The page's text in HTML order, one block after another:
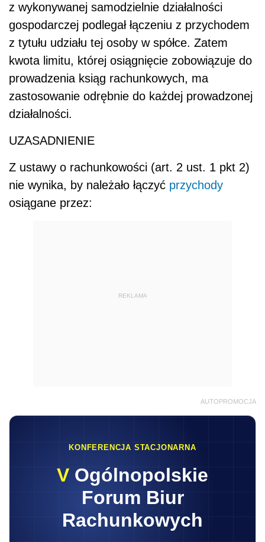
z wykonywanej samodzielnie działalności
gospodarczej podlegał łączeniu z przychodem
z tytułu udziału tej osoby w spółce. Zatem
kwota limitu, której osiągnięcie zobowiązuje do
prowadzenia ksiąg rachunkowych, ma
zastosowanie odrębnie do każdej prowadzonej
działalności.
UZASADNIENIE
Z ustawy o rachunkowości (art. 2 ust. 1 pkt 2)
nie wynika, by należało łączyć przychody
osiągane przez:
REKLAMA
AUTOPROMOCJA
KONFERENCJA STACJONARNA
V Ogólnopolskie
Forum Biur
Rachunkowych